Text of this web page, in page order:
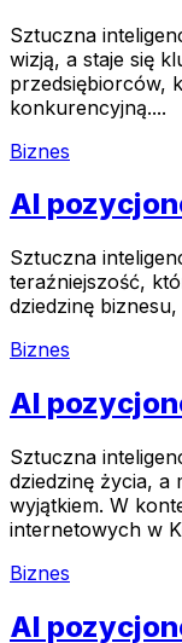
Sztuczna
wizją, a staje się
przedsiębiorców,
konkurencyjną....
Biznes
AI
Sztuczna
teraźniejszość,
dziedzinę
Biznes
AI
Sztuczna
dziedzinę życia, a
wyjątkiem. W
internetowych w
Biznes
AI